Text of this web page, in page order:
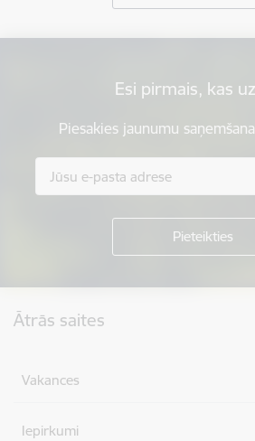
Esi pirmais, kas
Piesakies jaunumu
Ātrās saites
Vakances
Iepirkumi